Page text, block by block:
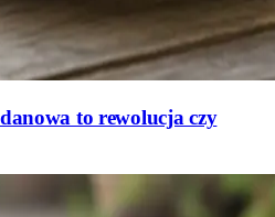
to rewolucja czy